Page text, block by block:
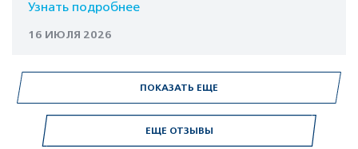
ЕЩЕ ОТЗЫВЫ
Узнать подробнее
16 ИЮЛЯ 2026
ПОКАЗАТЬ ЕЩЕ